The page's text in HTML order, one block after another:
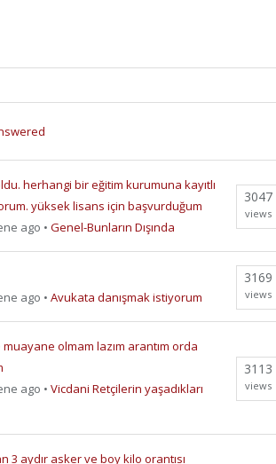
herhangi bir eğitim kurumuna kayıtlı
yüksek lisans için başvurduğum
ago • Genel-Bunların Dışında
3047
views
ago • Avukata danışmak istiyorum
3169
views
olmam lazım arantım orda
ago • Vicdani Retçilerin yaşadıkları
3113
views
3 aydır asker ve boy kilo orantısı